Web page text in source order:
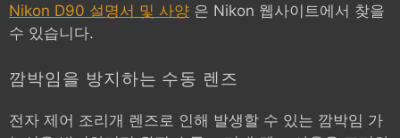
Nikon D90 설명서 및 사양 은 Nikon 웹사이트에서 찾을
수 있습니다.
깜박임을 방지하는 수동 렌즈
전자 제어 조리개 렌즈로 인해 발생할 수 있는 깜박임 가